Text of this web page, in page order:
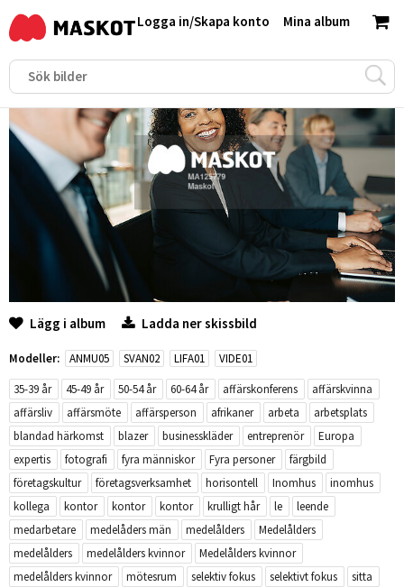
Mina album
Logga in/Skapa konto
Lägg i album Ladda ner skissbild
Modeller: ANMU05 SVAN02 LIFA01
VIDE01
35-39 år
45-49 år 50-54 år 60-64 år affärskonferens
affärskvinna
affärsliv
affärsmöte affärsperson afrikaner arbeta
arbetsplats
blandad härkomst
blazer businesskläder entreprenör
Europa
expertis
fotografi fyra människor Fyra personer
färgbild
företagskultur
företagsverksamhet horisontell Inomhus
inomhus
kollega
kontor kontor kontor krulligt hår le
leende
medarbetare
medelåders män medelålders
Medelålders
medelålders
medelålders kvinnor
Medelålders kvinnor
medelålders kvinnor
mötesrum selektiv fokus selektivt fokus
sitta